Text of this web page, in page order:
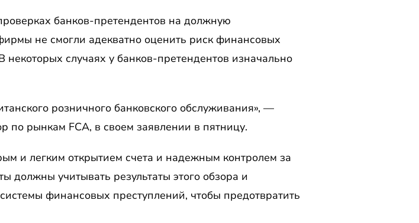
банков-претендентов на должную
не смогли адекватно оценить риск финансовых
случаях у банков-претендентов изначально
розничного банковского обслуживания», —
по рынкам FCA, в своем заявлении в пятницу.
и легким открытием счета и надежным контролем за
учитывать результаты этого обзора и
финансовых преступлений, чтобы предотвратить